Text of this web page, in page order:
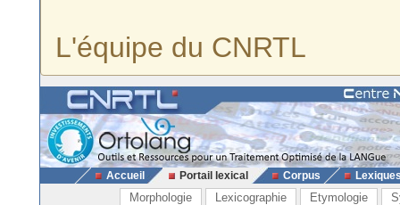
L'équipe du CNRTL
Accueil Portail lexical Corpus
Morphologie Lexicographie Etymologie